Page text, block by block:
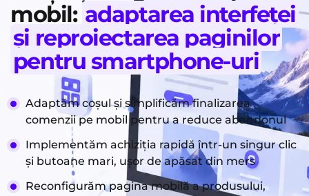
mobil: adaptarea interfeței
și reproiectarea paginilor
pentru smartphone-uri
Adaptăm coșul și simplificăm finalizarea
comenzii pe mobil pentru a reduce abandonul
Implementăm achiziția rapidă într-un singur clic
și butoane mari, ușor de apăsat din mers
Reconfigurăm pagina mobilă a produsului,